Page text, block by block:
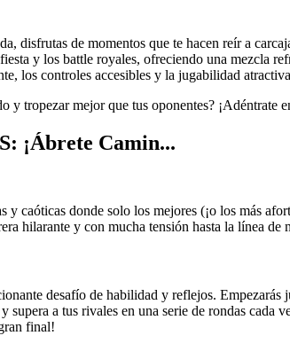
disfrutas de momentos que te hacen reír a
y los battle royales, ofreciendo una mezcla
los controles accesibles y la jugabilidad
y tropezar mejor que tus oponentes?
¡Ábrete Camin...
y caóticas donde solo los mejores (¡o los más
hilarante y con mucha tensión hasta la línea de
desafío de habilidad y reflejos.
supera a tus rivales en una serie de rondas
final!